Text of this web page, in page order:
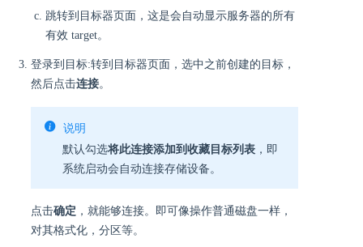
跳转到目标器页面，这是会自动显示服务器的所有
有效 target。
登录到目标:转到目标器页面，选中之前创建的目标，
然后点击连接。
说明
默认勾选将此连接添加到收藏目标列表 ，即
系统启动会自动连接存储设备。
点击确定 ，就能够连接。即可像操作普通磁盘一样，
对其格式化，分区等。